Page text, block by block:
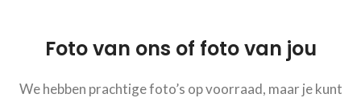
Foto van ons of foto van jou
We hebben prachtige foto’s op voorraad, maar je kunt